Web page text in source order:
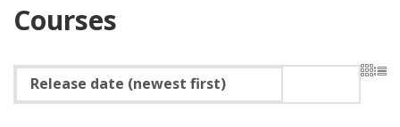
Courses
Release date (newest first)